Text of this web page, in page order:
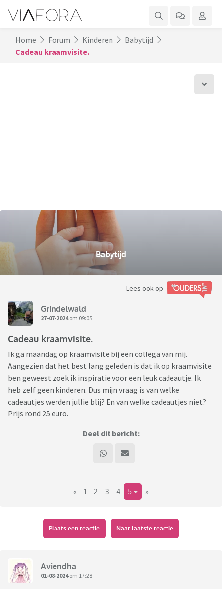
Home Forum Kinderen
Babytijd
Cadeau kraamvisite.
Babytijd
Lees ook op
Grindelwald
27-07-2024om 09:05
Cadeau kraamvisite.
Ik ga maandag op kraamvisite bij een collega van mij.
Aangezien dat het best lang geleden is dat ik op kraamvisite
ben geweest zoek ik inspiratie voor een leuk cadeautje. Ik
heb zelf geen kinderen. Dus mijn vraag is van welke
cadeautjes werden jullie blij? En van welke cadeautjes niet?
Prijs rond 25 euro.
Deel dit bericht:
« 1 2 3 4 5 »
Plaats een reactie Naar laatste reactie
Aviendha
01-08-2024om 17:28